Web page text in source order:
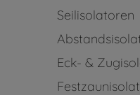
Seilisolatoren
Eck- &